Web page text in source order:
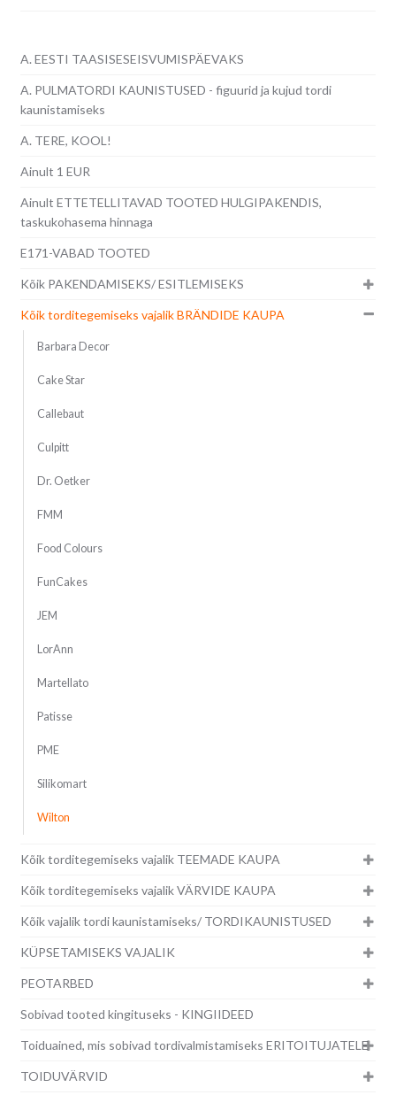
A. EESTI TAASISESEISVUMISPÄEVAKS
A. PULMATORDI KAUNISTUSED - figuurid ja kujud tordi
kaunistamiseks
A. TERE, KOOL!
Ainult 1 EUR
Ainult ETTETELLITAVAD TOOTED HULGIPAKENDIS,
taskukohasema hinnaga
E171-VABAD TOOTED
Kõik PAKENDAMISEKS/ ESITLEMISEKS
Kõik torditegemiseks vajalik BRÄNDIDE KAUPA
Barbara Decor
Cake Star
Callebaut
Culpitt
Dr. Oetker
FMM
Food Colours
FunCakes
JEM
LorAnn
Martellato
Patisse
PME
Silikomart
Wilton
Kõik torditegemiseks vajalik TEEMADE KAUPA
Kõik torditegemiseks vajalik VÄRVIDE KAUPA
Kõik vajalik tordi kaunistamiseks/ TORDIKAUNISTUSED
KÜPSETAMISEKS VAJALIK
PEOTARBED
Sobivad tooted kingituseks - KINGIIDEED
Toiduained, mis sobivad tordivalmistamiseks ERITOITUJATELE
TOIDUVÄRVID